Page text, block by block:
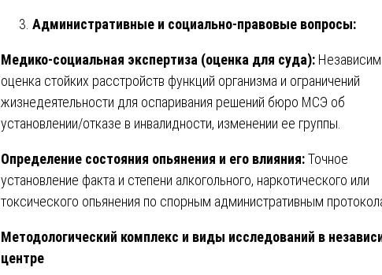
Административные и социально-правовые вопросы:
Медико-социальная экспертиза (оценка для суда):
оценка стойких расстройств функций организма и ограничений
жизнедеятельности для оспаривания решений бюро МСЭ об
установлении/отказе в инвалидности, изменении ее группы.
Определение состояния опьянения и его влияния:Точное
установление факта и степени алкогольного, наркотического или
токсического опьянения по спорным административным
Методологический комплекс и виды исследований в
центре